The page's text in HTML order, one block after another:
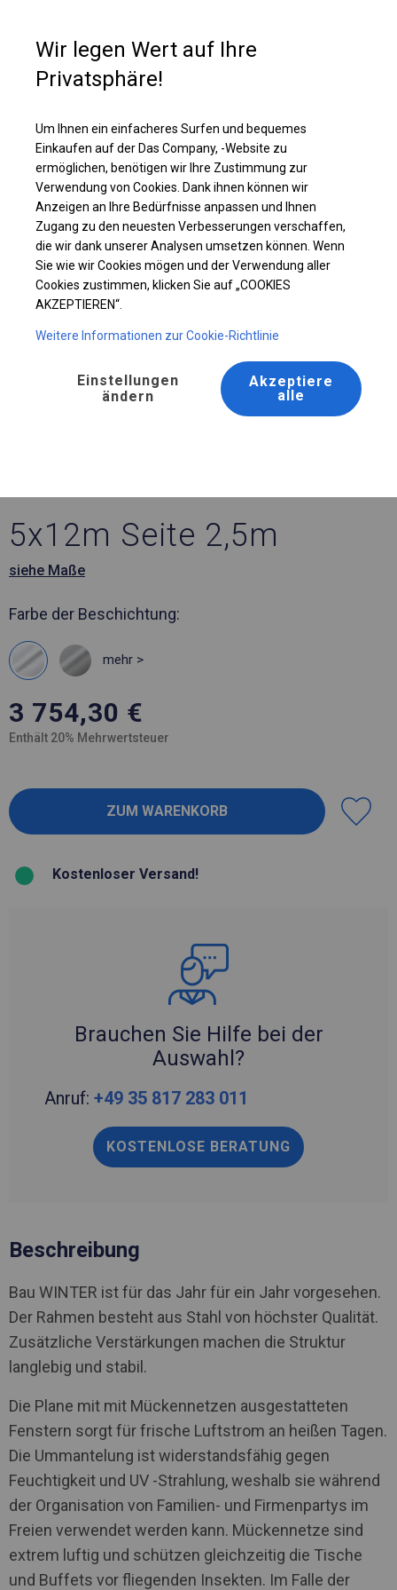
Ganzjähriges Catering-Zelt | 5x12 m
5x12m Seite 2,5m
siehe Maße
Farbe der Beschichtung:
mehr >
3 754,30 €
Enthält 20% Mehrwertsteuer
Kostenloser Versand!
Brauchen Sie Hilfe bei der
Auswahl?
Anruf: +49 35 817 283 011
KOSTENLOSE BERATUNG
Beschreibung
Bau WINTER ist für das Jahr für ein Jahr vorgesehen.
Der Rahmen besteht aus Stahl von höchster Qualität.
Zusätzliche Verstärkungen machen die Struktur
langlebig und stabil.
Die Plane mit mit Mückennetzen ausgestatteten
Fenstern sorgt für frische Luftstrom an heißen Tagen.
Die Ummantelung ist widerstandsfähig gegen
Feuchtigkeit und UV -Strahlung, weshalb sie während
der Organisation von Familien- und Firmenpartys im
Freien verwendet werden kann. Mückennetze sind
extrem luftig und schützen gleichzeitig die Tische
und Buffets vor fliegenden Insekten. Im Falle der
Wir legen Wert auf Ihre
Privatsphäre!
Um Ihnen ein einfacheres Surfen und bequemes
Einkaufen auf der Das Company, -Website zu
ermöglichen, benötigen wir Ihre Zustimmung zur
Verwendung von Cookies. Dank ihnen können wir
Anzeigen an Ihre Bedürfnisse anpassen und Ihnen
Zugang zu den neuesten Verbesserungen verschaffen,
die wir dank unserer Analysen umsetzen können. Wenn
Sie wie wir Cookies mögen und der Verwendung aller
Cookies zustimmen, klicken Sie auf „COOKIES
AKZEPTIEREN“.
Weitere Informationen zur Cookie-Richtlinie
Einstellungen
ändern
Akzeptiere
alle